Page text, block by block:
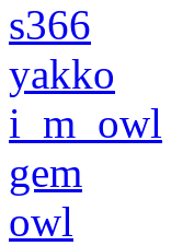
s366
yakko
i_m_owl
gem
owl